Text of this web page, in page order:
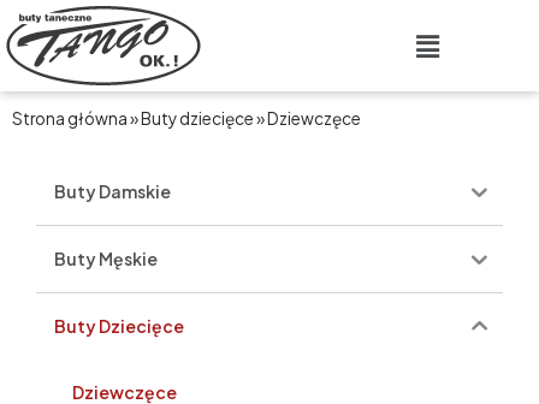
Przejdź
do
treści
Main
Strona główna»Buty dziecięce»Dziewczęce
Buty Damskie
Buty Męskie
Buty Dziecięce
Dziewczęce